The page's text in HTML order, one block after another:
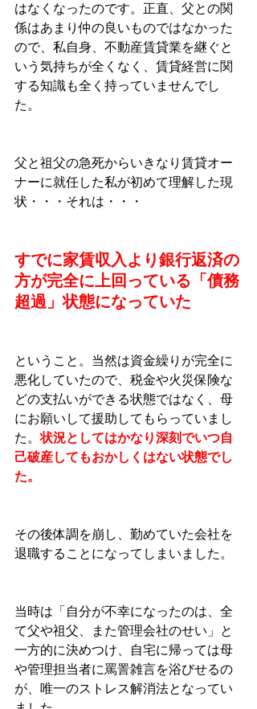
はなくなったのです。正直、父との関
係はあまり仲の良いものではなかった
ので、私自身、不動産賃貸業を継ぐと
いう気持ちが全くなく、賃貸経営に関
する知識も全く持っていませんでし
た。
父と祖父の急死からいきなり賃貸オー
ナーに就任した私が初めて理解した現
状・・・それは・・・
すでに家賃収入より銀行返済の
方が完全に上回っている「債務
超過」状態になっていた
ということ。当然は資金繰りが完全に
悪化していたので、税金や火災保険な
どの支払いができる状態ではなく、母
にお願いして援助してもらっていまし
た。状況としてはかなり深刻でいつ自
己破産してもおかしくはない状態でし
た。
その後体調を崩し、勤めていた会社を
退職することになってしまいました。
当時は「自分が不幸になったのは、全
て父や祖父、また管理会社のせい」と
一方的に決めつけ、自宅に帰っては母
や管理担当者に罵詈雑言を浴びせるの
が、唯一のストレス解消法となってい